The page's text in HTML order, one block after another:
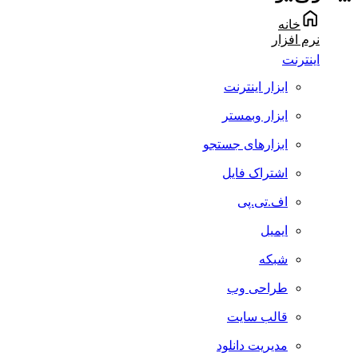
خانه
نرم افزار
اینترنت
ابزار اینترنت
ابزار وبمستر
ابزارهای جستجو
اشتراک فایل
اف.تی.پی
ایمیل
شبکه
طراحی وب
قالب سایت
مدیریت دانلود